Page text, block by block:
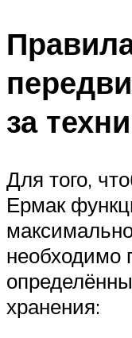
за
Для того,
Ермак
необходимо
хранения: